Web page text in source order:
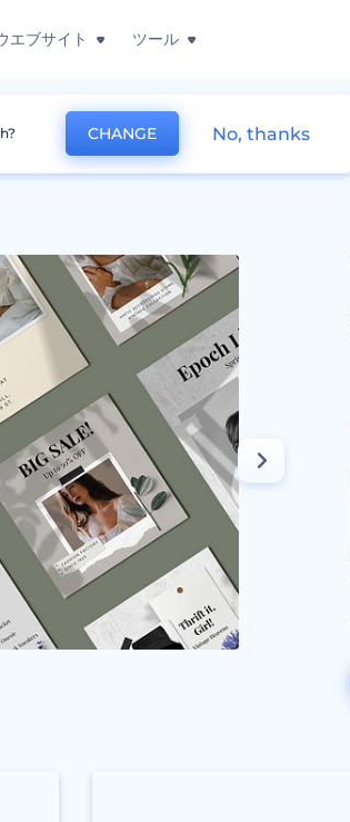
エブサイト ツール
春コレクションのセット
CHANGE No, thanks